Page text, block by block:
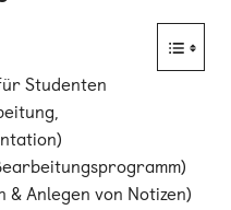
Studenten
Anlegen von Notizen)